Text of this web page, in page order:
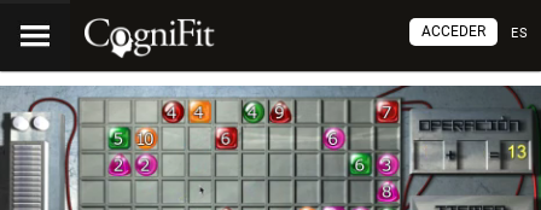
ES
ACCEDER